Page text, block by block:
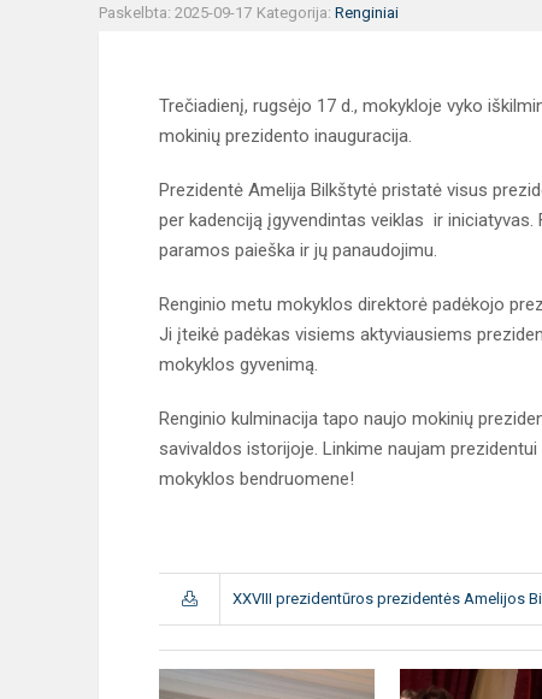
Paskelbta: 2025-09-17 Kategorija: Renginiai
Trečiadienį, rugsėjo 17 d., mokykloje vyko
mokinių prezidento inauguracija.
Prezidentė Amelija Bilkštytė pristatė visus
per kadenciją įgyvendintas veiklas ir
paramos paieška ir jų panaudojimu.
Renginio metu mokyklos direktorė padėkojo
Ji įteikė padėkas visiems aktyviausiems
mokyklos gyvenimą.
Renginio kulminacija tapo naujo mokinių
savivaldos istorijoje. Linkime naujam
mokyklos bendruomene!
XXVIII prezidentūros prezidentės Amelijos